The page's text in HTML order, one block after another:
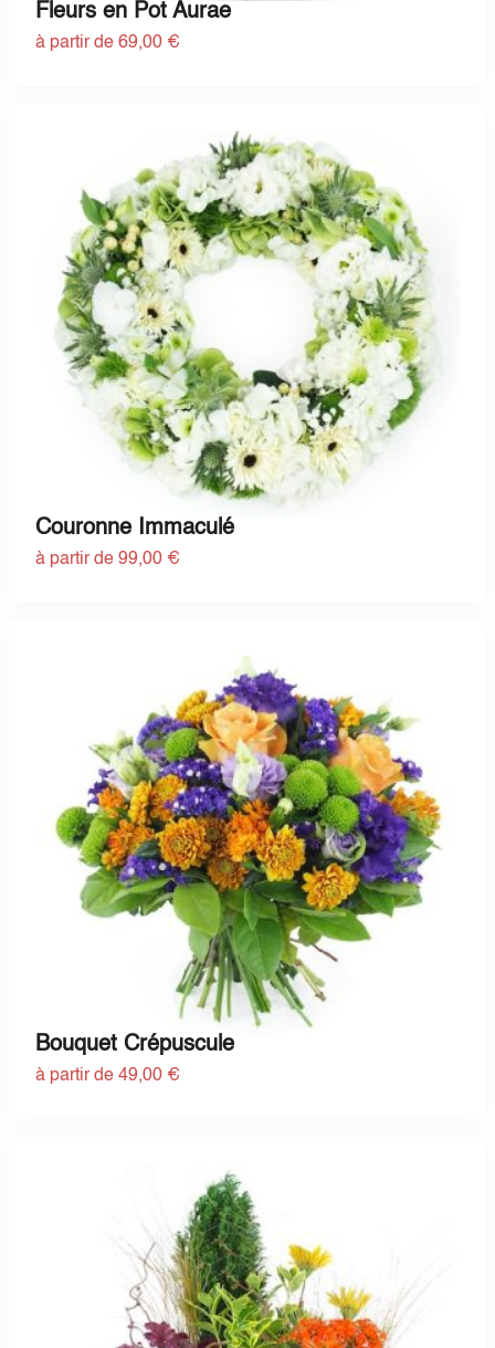
Fleurs en Pot Aurae
à partir de 69,00 €
Couronne Immaculé
à partir de 99,00 €
Bouquet Crépuscule
à partir de 49,00 €